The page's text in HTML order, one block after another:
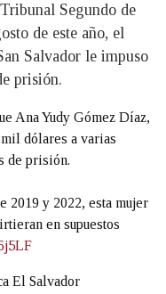
Segundo de
de este año, el
Salvador le impuso
prisión.
Ana Yudy Gómez Díaz,
mil dólares a varias
de prisión.
2019 y 2022, esta mujer
en supuestos
El Salvador